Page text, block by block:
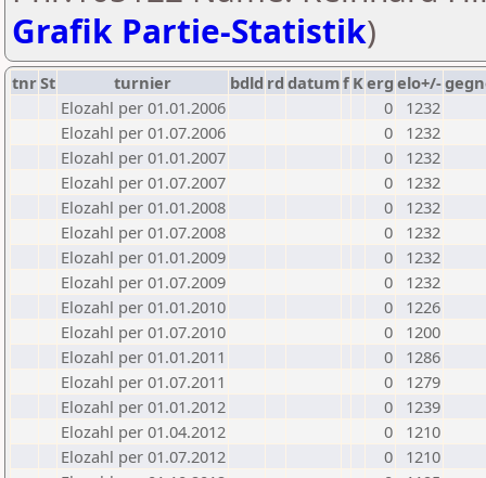
Grafik Partie-Statistik)
tnrSt turnier bdld rd datumf Kerg elo+/-
Elozahl per 01.01.2006
0
1232
Elozahl per 01.07.2006
0
1232
Elozahl per 01.01.2007
0
1232
Elozahl per 01.07.2007
0
1232
Elozahl per 01.01.2008
0
1232
Elozahl per 01.07.2008
0
1232
Elozahl per 01.01.2009
0
1232
Elozahl per 01.07.2009
0
1232
Elozahl per 01.01.2010
0
1226
Elozahl per 01.07.2010
0
1200
Elozahl per 01.01.2011
0
1286
Elozahl per 01.07.2011
0
1279
Elozahl per 01.01.2012
0
1239
Elozahl per 01.04.2012
0
1210
Elozahl per 01.07.2012
0
1210